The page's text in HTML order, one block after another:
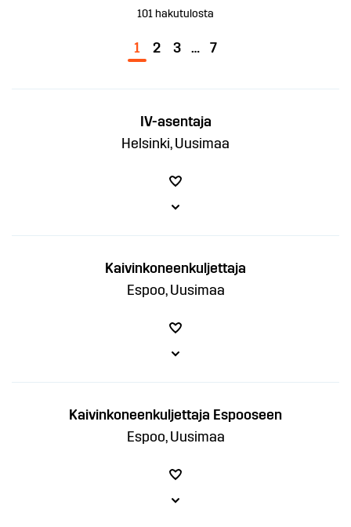
101hakutulosta
1 2 3 … 7
IV-asentaja
Helsinki, Uusimaa
Kaivinkoneenkuljettaja
Espoo, Uusimaa
Kaivinkoneenkuljettaja Espooseen
Espoo, Uusimaa